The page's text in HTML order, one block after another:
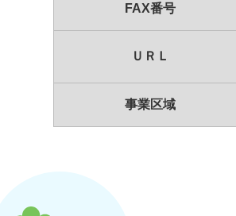
FAX番号
ＵＲＬ
事業区域